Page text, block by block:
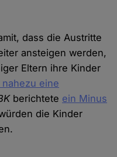
dass die Austritte
ansteigen werden,
Eltern ihre Kinder
eine
berichtete ein Minus
die Kinder